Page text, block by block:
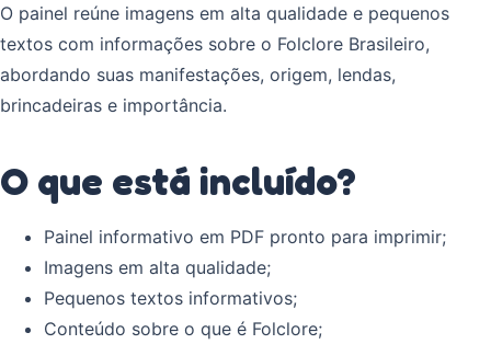
O painel reúne imagens em alta qualidade e pequenos
textos com informações sobre o Folclore Brasileiro,
abordando suas manifestações, origem, lendas,
brincadeiras e importância.
O que está incluído?
Painel informativo em PDF pronto para imprimir;
Imagens em alta qualidade;
Pequenos textos informativos;
Conteúdo sobre o que é Folclore;